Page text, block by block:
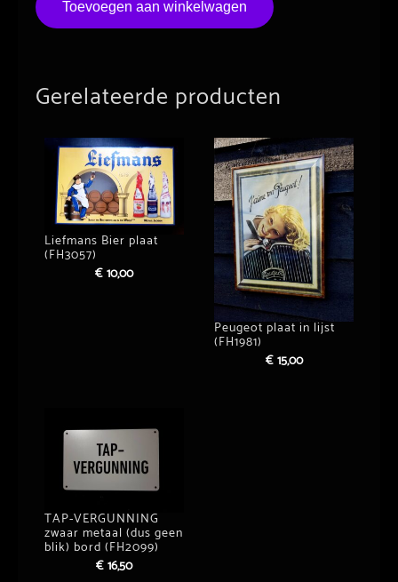
Company
Toevoegen aan winkelwagen
Gerelateerde producten
Liefmans Bier plaat
(FH3057)
€10,00
Peugeot plaat in lijst
(FH1981)
€15,00
TAP-VERGUNNING
zwaar metaal (dus geen
blik) bord (FH2099)
€16,50